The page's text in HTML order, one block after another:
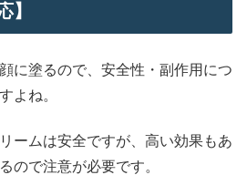
】
に塗るので、安全性・副作用につ
よね。
ームは安全ですが、高い効果もあ
ので注意が必要です。